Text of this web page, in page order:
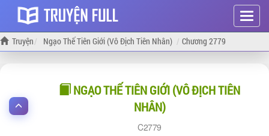
Hiện
menu
Truyện Ngạo Thế Tiên Giới (Vô Địch Tiên Nhân) Chương 2779
NGẠO THẾ TIÊN GIỚI (VÔ ĐỊCH TIÊN
NHÂN)
2779